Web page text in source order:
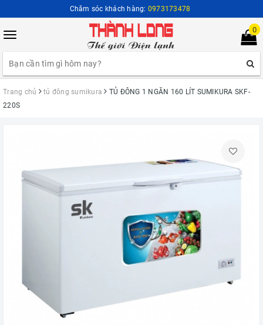
Chăm sóc khách hàng: 0973173478
Toggle
0
Trang chủ tủ đông sumikura
TỦ ĐÔNG 1 NGĂN 160 LÍT SUMIKURA SKF-
220S